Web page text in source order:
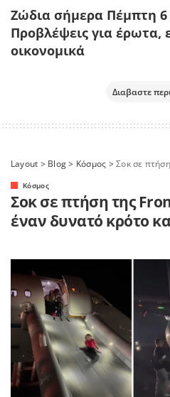
Ζώδια σήμερα Πέμπτη 6
Προβλέψεις για έρωτα,
οικονομικά
Διαβαστε
Layout > Blog> Κόσμος >Σοκ σε πτήση της
Κόσμος
Σοκ σε πτήση της
έναν δυνατό κρότο